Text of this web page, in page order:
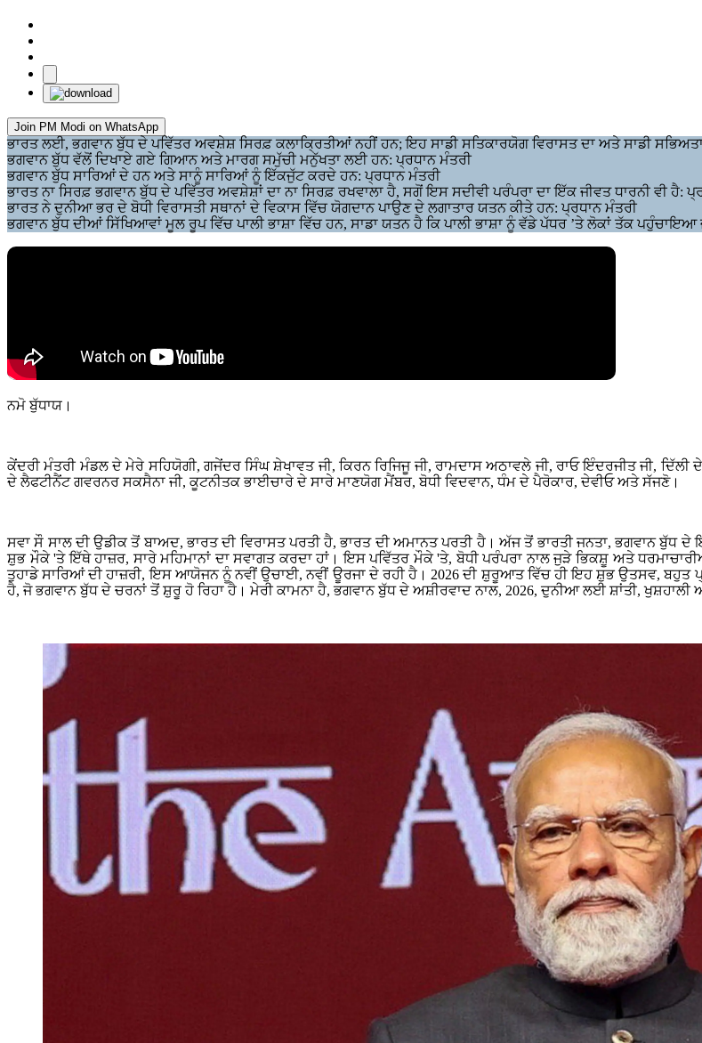
Join PM Modi on WhatsApp
ਭਾਰਤ ਲਈ, ਭਗਵਾਨ ਬੁੱਧ ਦੇ ਪਵਿੱਤਰ ਅਵਸ਼ੇਸ਼ ਸਿਰਫ਼ ਕਲਾਕ੍ਰਿਤੀਆਂ ਨਹੀਂ ਹਨ; ਇਹ ਸਾਡੀ ਸਤਿਕਾਰਯੋਗ ਵਿਰਾਸਤ ਦਾ ਅਤੇ ਸਾਡੀ
ਭਗਵਾਨ ਬੁੱਧ ਵੱਲੋਂ ਦਿਖਾਏ ਗਏ ਗਿਆਨ ਅਤੇ ਮਾਰਗ ਸਮੁੱਚੀ ਮਨੁੱਖਤਾ ਲਈ ਹਨ: ਪ੍ਰਧਾਨ ਮੰਤਰੀ
ਭਗਵਾਨ ਬੁੱਧ ਸਾਰਿਆਂ ਦੇ ਹਨ ਅਤੇ ਸਾਨੂੰ ਸਾਰਿਆਂ ਨੂੰ ਇੱਕਜੁੱਟ ਕਰਦੇ ਹਨ: ਪ੍ਰਧਾਨ ਮੰਤਰੀ
ਭਾਰਤ ਨਾ ਸਿਰਫ਼ ਭਗਵਾਨ ਬੁੱਧ ਦੇ ਪਵਿੱਤਰ ਅਵਸ਼ੇਸ਼ਾਂ ਦਾ ਨਾ ਸਿਰਫ਼ ਰਖਵਾਲਾ ਹੈ, ਸਗੋਂ ਇਸ ਸਦੀਵੀ ਪਰੰਪਰਾ ਦਾ ਇੱਕ ਜੀਵਤ ਧਾਰਨੀ ਵੀ ਹੈ:
ਭਾਰਤ ਨੇ ਦੁਨੀਆ ਭਰ ਦੇ ਬੋਧੀ ਵਿਰਾਸਤੀ ਸਥਾਨਾਂ ਦੇ ਵਿਕਾਸ ਵਿੱਚ ਯੋਗਦਾਨ ਪਾਉਣ ਦੇ ਲਗਾਤਾਰ ਯਤਨ ਕੀਤੇ ਹਨ: ਪ੍ਰਧਾਨ ਮੰਤਰੀ
ਭਗਵਾਨ ਬੁੱਧ ਦੀਆਂ ਸਿੱਖਿਆਵਾਂ ਮੂਲ ਰੂਪ ਵਿੱਚ ਪਾਲੀ ਭਾਸ਼ਾ ਵਿੱਚ ਹਨ, ਸਾਡਾ ਯਤਨ ਹੈ ਕਿ ਪਾਲੀ ਭਾਸ਼ਾ ਨੂੰ ਵੱਡੇ ਪੱਧਰ ’ਤੇ ਲੋਕਾਂ ਤੱਕ
ਨਮੋ ਬੁੱਧਾਯ।
ਕੇਂਦਰੀ ਮੰਤਰੀ ਮੰਡਲ ਦੇ ਮੇਰੇ ਸਹਿਯੋਗੀ, ਗਜੇਂਦਰ ਸਿੰਘ ਸ਼ੇਖਾਵਤ ਜੀ, ਕਿਰਨ ਰਿਜਿਜੂ ਜੀ, ਰਾਮਦਾਸ ਅਠਾਵਲੇ ਜੀ, ਰਾਓ ਇੰਦਰਜੀਤ ਜੀ,
ਦੇ ਲੈਫਟੀਨੈਂਟ ਗਵਰਨਰ ਸਕਸੈਨਾ ਜੀ, ਕੂਟਨੀਤਕ ਭਾਈਚਾਰੇ ਦੇ ਸਾਰੇ ਮਾਣਯੋਗ ਮੈਂਬਰ, ਬੋਧੀ ਵਿਦਵਾਨ, ਧੰਮ ਦੇ ਪੈਰੋਕਾਰ, ਦੇਵੀਓ ਅਤੇ ਸੱਜਣੋ।
ਸਵਾ ਸੌ ਸਾਲ ਦੀ ਉਡੀਕ ਤੋਂ ਬਾਅਦ, ਭਾਰਤ ਦੀ ਵਿਰਾਸਤ ਪਰਤੀ ਹੈ, ਭਾਰਤ ਦੀ ਅਮਾਨਤ ਪਰਤੀ ਹੈ। ਅੱਜ ਤੋਂ ਭਾਰਤੀ ਜਨਤਾ, ਭਗਵਾਨ
ਸ਼ੁਭ ਮੌਕੇ 'ਤੇ ਇੱਥੇ ਹਾਜ਼ਰ, ਸਾਰੇ ਮਹਿਮਾਨਾਂ ਦਾ ਸਵਾਗਤ ਕਰਦਾ ਹਾਂ। ਇਸ ਪਵਿੱਤਰ ਮੌਕੇ 'ਤੇ, ਬੋਧੀ ਪਰੰਪਰਾ ਨਾਲ ਜੁੜੇ ਭਿਕਸ਼ੂ ਅਤੇ
ਤੁਹਾਡੇ ਸਾਰਿਆਂ ਦੀ ਹਾਜ਼ਰੀ, ਇਸ ਆਯੋਜਨ ਨੂੰ ਨਵੀਂ ਉਚਾਈ, ਨਵੀਂ ਊਰਜਾ ਦੇ ਰਹੀ ਹੈ। 2026 ਦੀ ਸ਼ੁਰੂਆਤ ਵਿੱਚ ਹੀ ਇਹ ਸ਼ੁਭ ਉਤਸਵ,
ਹੈ, ਜੋ ਭਗਵਾਨ ਬੁੱਧ ਦੇ ਚਰਨਾਂ ਤੋਂ ਸ਼ੁਰੂ ਹੋ ਰਿਹਾ ਹੈ। ਮੇਰੀ ਕਾਮਨਾ ਹੈ, ਭਗਵਾਨ ਬੁੱਧ ਦੇ ਅਸ਼ੀਰਵਾਦ ਨਾਲ, 2026, ਦੁਨੀਆ ਲਈ ਸ਼ਾਂਤੀ,